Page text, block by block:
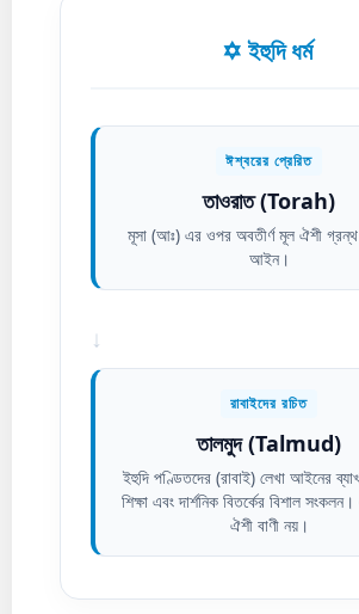
✡️ ইহুদি ধর্ম
ঈশ্বরের প্রেরিত
তাওরাত (Torah)
মূসা (আঃ) এর ওপর অবতীর্ণ মূল ঐশী গ্রন্থ
আইন।
↓
রাবাইদের রচিত
তালমুদ (Talmud)
ইহুদি পণ্ডিতদের (রাবাই) লেখা আইনের
শিক্ষা এবং দার্শনিক বিতর্কের বিশাল
ঐশী বাণী নয়।